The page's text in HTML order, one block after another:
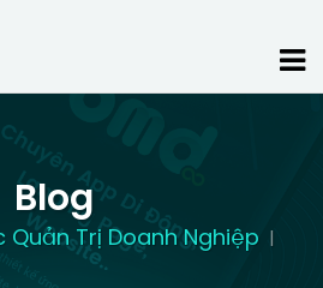
Blog
Quản Trị Doanh Nghiệp